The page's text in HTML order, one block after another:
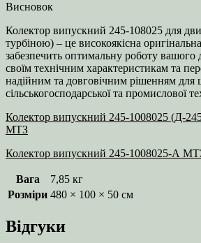
Висновок
Колектор випускний 245-108025 для
турбіною) – це високоякісна
забезпечить оптимальну роботу вашого
своїм технічним характеристикам та
надійним та довговічним рішенням для
сільськогосподарської та промислової
Колектор випускний 245-1008025 (Д-
МТЗ
Колектор випускний 245-1008025-А
Вага
7,85 кг
Розміри 480 × 100 × 50 см
Відгуки